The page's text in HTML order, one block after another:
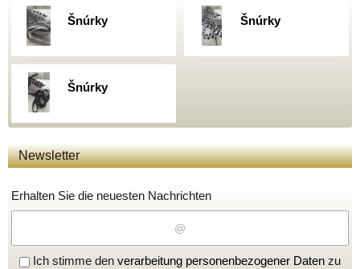
Šnúrky Šnúrky
Šnúrky
Newsletter
Erhalten Sie die neuesten Nachrichten
Ich stimme den verarbeitung personenbezogener Daten zu